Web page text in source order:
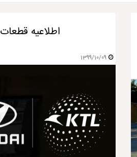
اطلاعیه قطعات
1399/10/09